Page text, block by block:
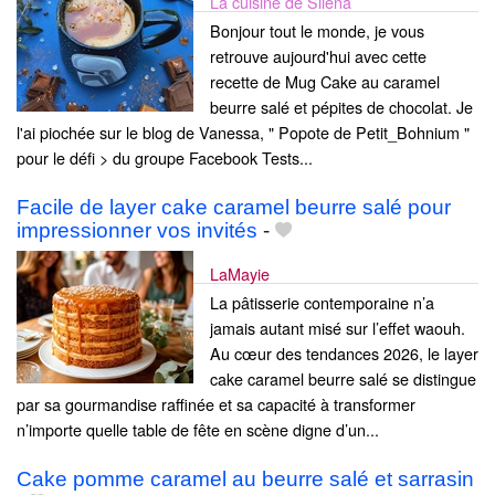
Bonjour tout le monde, je vous
retrouve aujourd'hui avec cette
recette de Mug Cake au caramel
beurre salé et pépites de chocolat. Je
l'ai piochée sur le blog de Vanessa, " Popote de Petit_Bohnium "
pour le défi > du groupe Facebook Tests...
Facile de layer cake caramel beurre salé pour
impressionner vos invités -
LaMayie
La pâtisserie contemporaine n’a
jamais autant misé sur l’effet waouh.
Au cœur des tendances 2026, le layer
cake caramel beurre salé se distingue
par sa gourmandise raffinée et sa capacité à transformer
n’importe quelle table de fête en scène digne d’un...
Cake pomme caramel au beurre salé et sarrasin